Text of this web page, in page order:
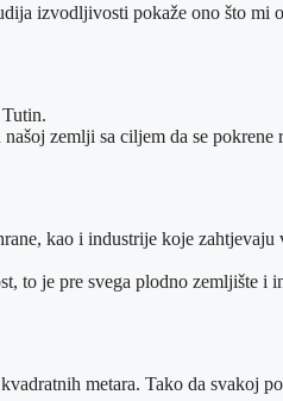
izvodljivosti pokaže ono što mi
zemlji sa ciljem da se pokrene
kao i industrije koje
to je pre svega plodno zemljište i
metara. Tako da svakoj